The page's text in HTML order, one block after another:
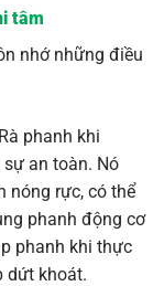
tâm
nhớ những điều
phanh khi
an toàn. Nó
nóng rực, có thể
phanh động cơ
phanh khi thực
dứt khoát.